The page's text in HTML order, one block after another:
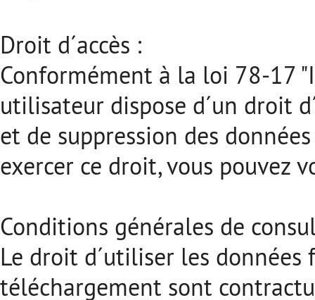
Droit d´accès :
Conformément à la loi 78-17
utilisateur dispose d´un droit
et de suppression des
exercer ce droit, vous pouvez
Conditions générales de
Le droit d´utiliser les
téléchargement sont